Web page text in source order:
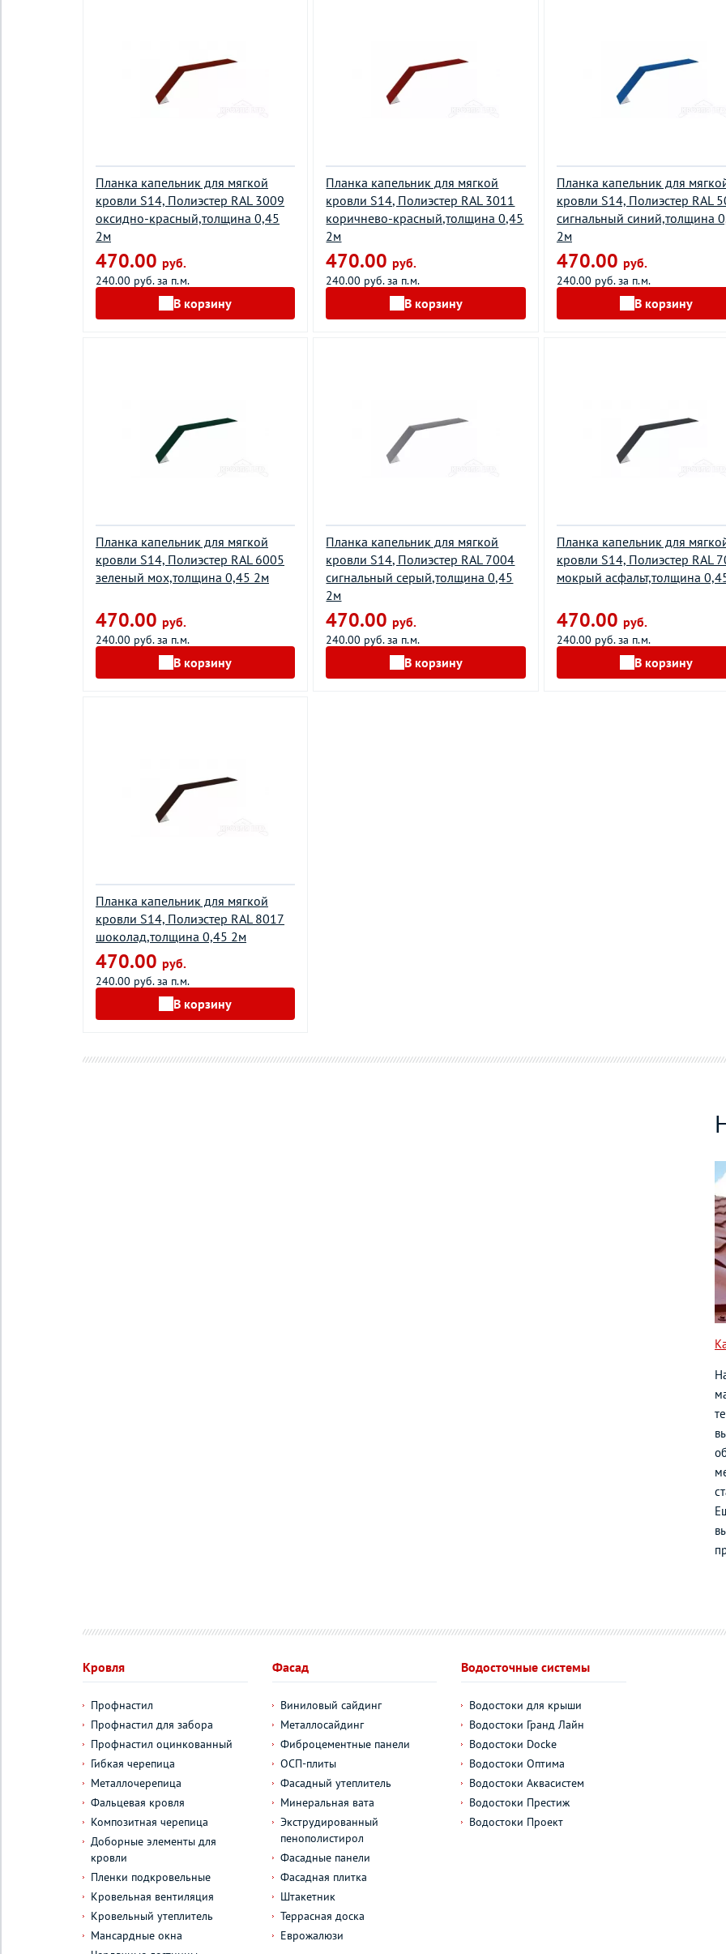
Планка капельник для мягкой
кровли S14, Полиэстер RAL 3009
оксидно-красный,толщина 0,45
2м
470.00 руб.
240.00 руб. за п.м.
В корзину
Планка капельник для мягкой
кровли S14, Полиэстер RAL 3011
коричнево-красный,толщина 0,45
2м
470.00руб.
240.00 руб. за п.м.
В корзину
Планка капельник для
кровли S14, Полиэстер RAL
сигнальный синий,толщина
2м
470.00 руб.
240.00 руб. за п.м.
В корзину
Планка капельник для мягкой
кровли S14, Полиэстер RAL 6005
зеленый мох,толщина 0,45 2м
470.00 руб.
240.00 руб. за п.м.
В корзину
Планка капельник для мягкой
кровли S14, Полиэстер RAL 7004
сигнальный серый,толщина 0,45
2м
470.00руб.
240.00 руб. за п.м.
В корзину
Планка капельник для
кровли S14, Полиэстер RAL
мокрый асфальт,толщина
470.00 руб.
240.00 руб. за п.м.
В корзину
Планка капельник для мягкой
кровли S14, Полиэстер RAL 8017
шоколад,толщина 0,45 2м
470.00 руб.
240.00 руб. за п.м.
В корзину
Кровля
Профнастил
Профнастил для забора
Профнастил оцинкованный
Гибкая черепица
Металлочерепица
Фальцевая кровля
Композитная черепица
Доборные элементы для
кровли
Пленки подкровельные
Кровельная вентиляция
Кровельный утеплитель
Мансардные окна
Фасад
Виниловый сайдинг
Металлосайдинг
Фиброцементные панели
ОСП-плиты
Фасадный утеплитель
Минеральная вата
Экструдированный
пенополистирол
Фасадные панели
Фасадная плитка
Штакетник
Террасная доска
Еврожалюзи
Водосточные системы
Водостоки для крыши
Водостоки Гранд Лайн
Водостоки Docke
Водостоки Оптима
Водостоки Аквасистем
Водостоки Престиж
Водостоки Проект